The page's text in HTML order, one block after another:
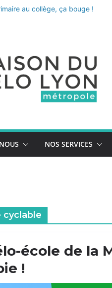
au collège, ça bouge !
NOS SERVICES
cyclable
école de la
!